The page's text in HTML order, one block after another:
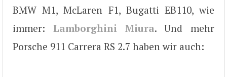
BMW M1, McLaren F1, Bugatti EB110, wie
immer: Lamborghini Miura. Und mehr
Porsche 911 Carrera RS 2.7 haben wir auch: